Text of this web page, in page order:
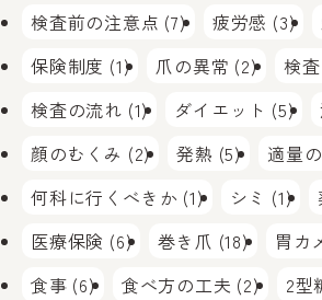
検査前の注意点 (7) 疲労感 (3)
保険制度 (1)
爪の異常 (2)
検
検査の流れ (1)
ダイエット (5)
顔のむくみ (2)
発熱 (5)
適量
何科に行くべきか (1)
シミ (1)
医療保険 (6)
巻き爪 (18)
胃カ
食事 (6)
食べ方の工夫 (2)
2型